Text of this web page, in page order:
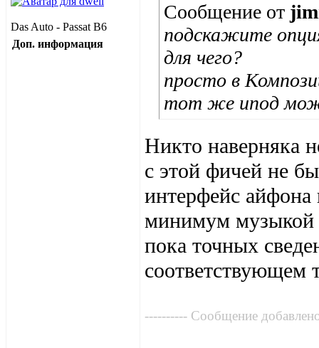
Das Auto - Passat B6
Доп. информация
Сообщение от
подскажите
для чего?
просто в
тот же ипод
Никто наверняка
с этой фичей не
интерфейс
минимум музыкой
пока точных
соответствующем
---------- Сообщение